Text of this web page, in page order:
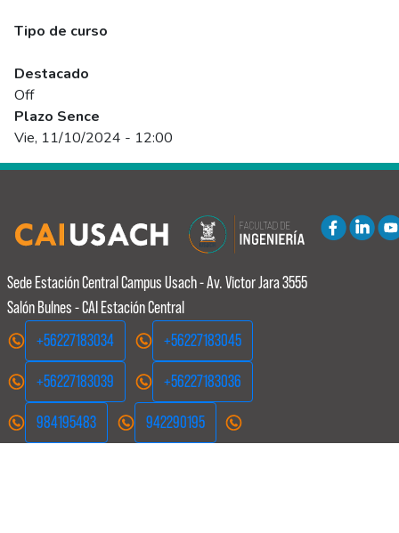
Tipo de curso
Destacado
Off
Plazo Sence
Vie, 11/10/2024 - 12:00
Sede Estación Central Campus Usach - Av. Victor Jara 3555
Salón Bulnes - CAI Estación Central
+56227183034
+56227183045
+56227183039 +56227183036
984195483 942290195